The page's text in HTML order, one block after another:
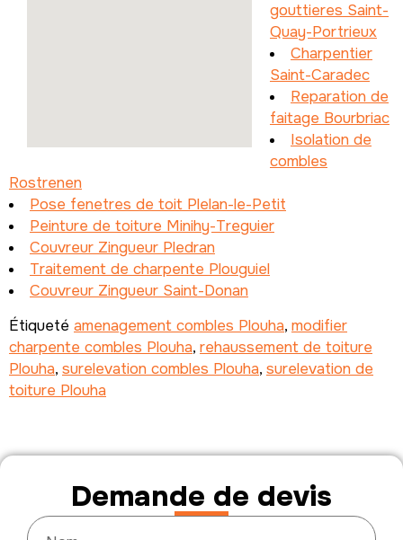
gouttieres Saint-
Quay-Portrieux
Charpentier
Saint-Caradec
Reparation de
faitage Bourbriac
Isolation de
combles
Rostrenen
Pose fenetres de toit Plelan-le-Petit
Peinture de toiture Minihy-Treguier
Couvreur Zingueur Pledran
Traitement de charpente Plouguiel
Couvreur Zingueur Saint-Donan
Étiqueté amenagement combles Plouha, modifier
charpente combles Plouha, rehaussement de toiture
Plouha, surelevation combles Plouha, surelevation de
toiture Plouha
Demande de devis